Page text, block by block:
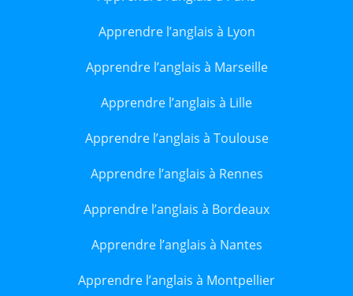
Apprendre l’anglais à Lyon
Apprendre l’anglais à Marseille
Apprendre l’anglais à Lille
Apprendre l’anglais à Toulouse
Apprendre l’anglais à Rennes
Apprendre l’anglais à Bordeaux
Apprendre l’anglais à Nantes
Apprendre l’anglais à Montpellier